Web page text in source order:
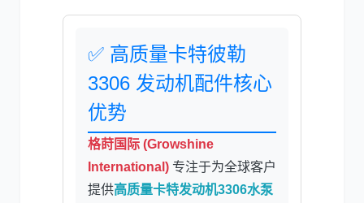
潍柴
✅ 高质量卡特彼勒
3306 发动机配件核心
优势
格莳国际 (Growshine
International) 专注于为全球客户
提供高质量卡特发动机3306水泵